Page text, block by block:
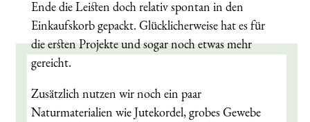
Ende die Leisten doch relativ spontan in den
Einkaufskorb gepackt. Glücklicherweise hat es für
die ersten Projekte und sogar noch etwas mehr
gereicht.
Zusätzlich nutzen wir noch ein paar
Naturmaterialien wie Jutekordel, grobes Gewebe